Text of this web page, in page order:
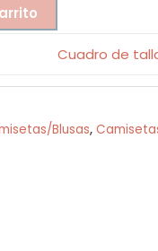
Cuadro de
Blusas,